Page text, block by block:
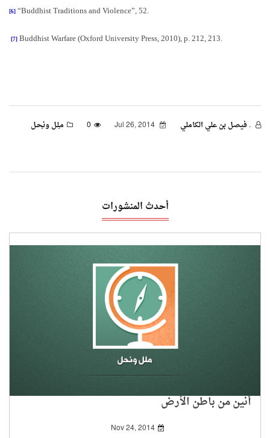
[6] “Buddhist Traditions and Violence”, 52.
[7] Buddhist Warfare (Oxford University Press, 2010), p. 212, 213.
. فيصل بن علي الكاملي 0 مـِلـل ونـِحـل
أحدث المنشورات
أنين من باطن الأرض
Nov 24, 2014